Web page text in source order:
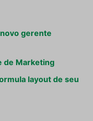
gerente
de Marketing
layout de seu